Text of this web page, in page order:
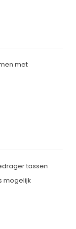
met
tassen
mogelijk